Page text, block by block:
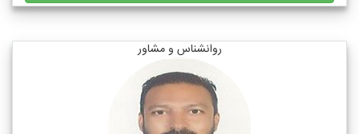
روانشناس و مشاور